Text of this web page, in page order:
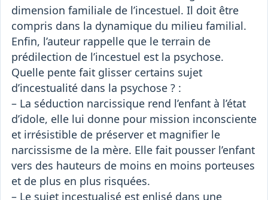
dimension familiale de l’incestuel. Il doit être
compris dans la dynamique du milieu familial.
Enfin, l’auteur rappelle que le terrain de
prédilection de l’incestuel est la psychose.
Quelle pente fait glisser certains sujet
d’incestualité dans la psychose ? :
– La séduction narcissique rend l’enfant à l’état
d’idole, elle lui donne pour mission inconsciente
et irrésistible de préserver et magnifier le
narcissisme de la mère. Elle fait pousser l’enfant
vers des hauteurs de moins en moins porteuses
et de plus en plus risquées.
– Le sujet incestualisé est enlisé dans une